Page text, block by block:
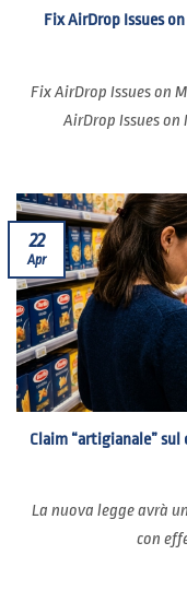
Fix AirDrop Issues
Fix AirDrop Issues on
AirDrop Issues
Claim “artigianale” sul
La nuova legge avrà
con
22
Apr